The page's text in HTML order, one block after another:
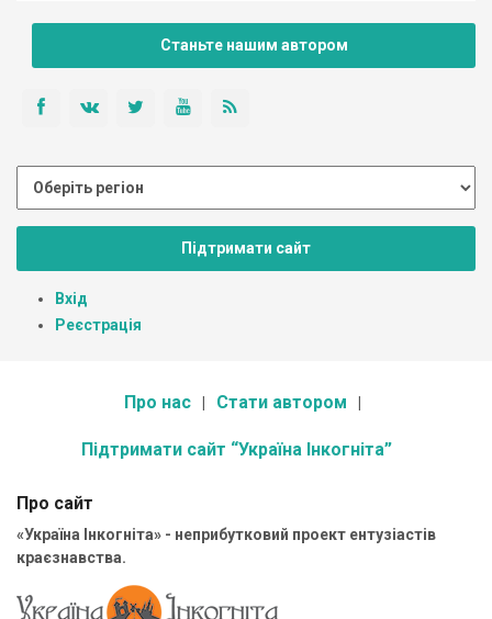
Станьте нашим автором
Підтримати сайт
Вхід
Реєстрація
Про нас Стати автором
Підтримати сайт “Україна Інкогніта”
Про сайт
«Україна Інкогніта» - неприбутковий проект ентузіастів
краєзнавства.